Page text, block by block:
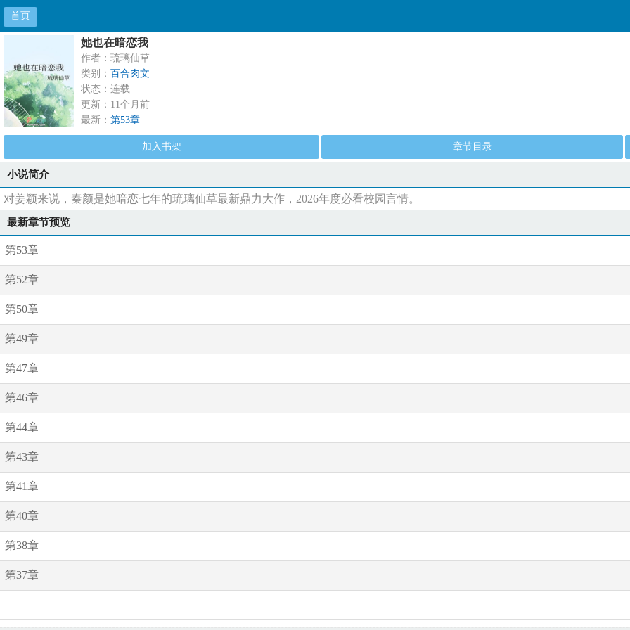
首页
她也在暗恋我
作者：琉璃仙草
类别： 百合肉文
状态：连载
更新：11个月前
最新： 第53章
加入书架 章节目录
小说简介
对姜颖来说，秦颜是她暗恋七年的琉璃仙草最新鼎力大作，2026年度必看校园言情。
最新章节预览
第53章
第52章
第50章
第49章
第47章
第46章
第44章
第43章
第41章
第40章
第38章
第37章